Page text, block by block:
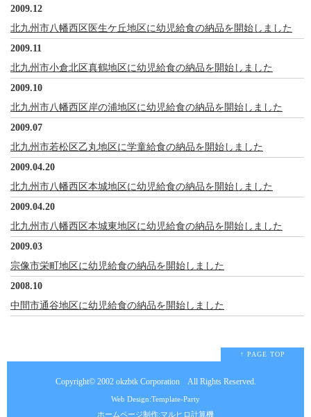
2009.12
北九州市八幡西区医生ケ丘地区に幼児給食の納品を開始しました
2009.11
北九州市小倉北区真鶴地区に幼児給食の納品を開始しました
2009.10
北九州市八幡西区岸の浦地区に幼児給食の納品を開始しました
2009.07
北九州市若松区乙丸地区に学童給食の納品を開始しました
2009.04.20
北九州市八幡西区本城地区に幼児給食の納品を開始しました
2009.04.20
北九州市八幡西区本城東地区に幼児給食の納品を開始しました
2009.03
宗像市栄町地区に幼児給食の納品を開始しました
2008.10
中間市通谷地区に幼児給食の納品を開始しました
↑ PAGE TOP
Copyright© 2002 okzbtk CorporationAll Rights Reserved.
Web Design:Template-Party
ホームページ制作:マルヒロ計算機